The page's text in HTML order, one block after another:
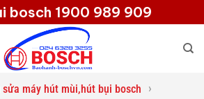
bosch 1900 989 909
sửa máy hút mùi,hút bụi bosch ›